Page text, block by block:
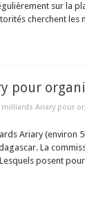
sur la
cherchent les
pour
milliards Ariary pour
Ariary (environ
La
posent